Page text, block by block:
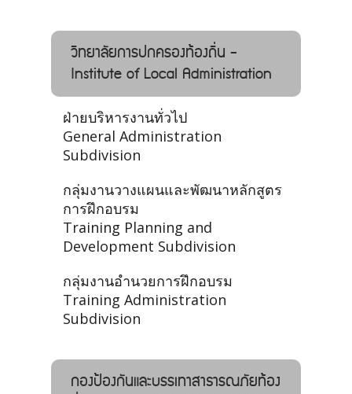
วิทยาลัยการปกครองท้องถิ่น -
Institute of Local Administration
ฝ่ายบริหารงานทั่วไป
General Administration
Subdivision
กลุ่มงานวางแผนและพัฒนาหลักสูตร
การฝึกอบรม
Training Planning and
Development Subdivision
กลุ่มงานอำนวยการฝึกอบรม
Training Administration
Subdivision
กองป้องกันและบรรเทาสาธารณภัยท้อง